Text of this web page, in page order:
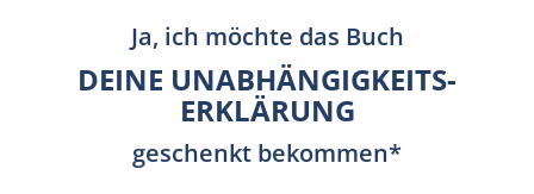
Ja, ich möchte das Buch
DEINE UNABHÄNGIGKEITS­
ERKLÄRUNG
geschenkt bekommen*